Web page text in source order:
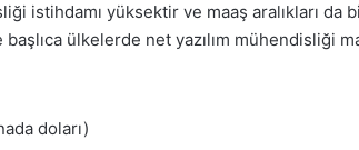
istihdamı yüksektir ve maaş aralıkları da
ülkelerde net yazılım mühendisliği
doları)